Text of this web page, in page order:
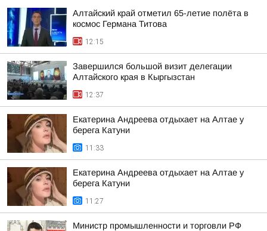
Алтайский край отметил 65-летие полёта в
космос Германа Титова
12:15
Завершился большой визит делегации
Алтайского края в Кыргызстан
12:37
Екатерина Андреева отдыхает на Алтае у
берега Катуни
11:33
Екатерина Андреева отдыхает на Алтае у
берега Катуни
11:27
Министр промышленности и торговли РФ